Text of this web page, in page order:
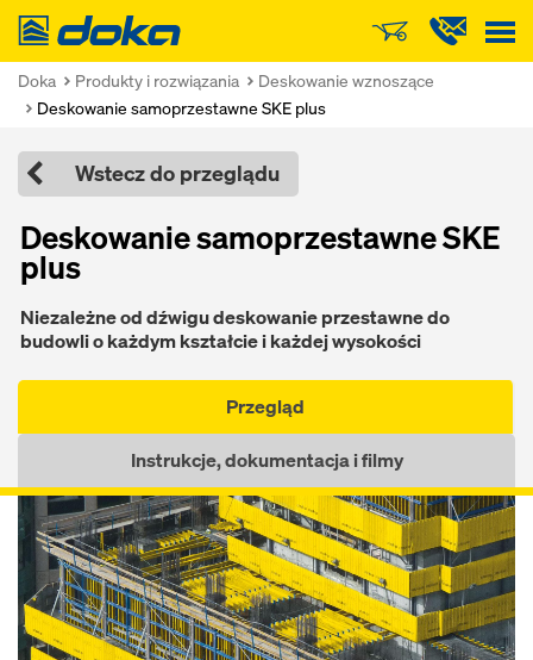
Doka
Doka Produkty i rozwiązania
Deskowanie wznoszące
Deskowanie samoprzestawne SKE plus
Wstecz do przeglądu
Deskowanie samoprzestawne SKE
plus
Niezależne od dźwigu deskowanie przestawne do
budowli o każdym kształcie i każdej wysokości
Przegląd
Instrukcje, dokumentacja i filmy